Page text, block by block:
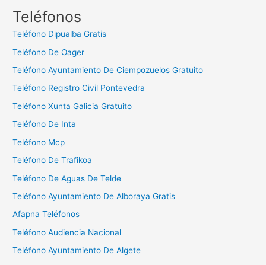
c
:
Teléfonos
Teléfono Dipualba Gratis
Teléfono De Oager
Teléfono Ayuntamiento De Ciempozuelos Gratuito
Teléfono Registro Civil Pontevedra
Teléfono Xunta Galicia Gratuito
Teléfono De Inta
Teléfono Mcp
Teléfono De Trafikoa
Teléfono De Aguas De Telde
Teléfono Ayuntamiento De Alboraya Gratis
Afapna Teléfonos
Teléfono Audiencia Nacional
Teléfono Ayuntamiento De Algete